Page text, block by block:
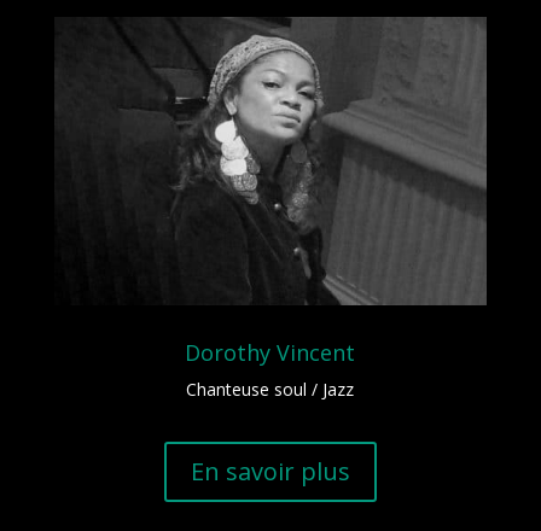
Dorothy Vincent
Chanteuse soul / Jazz
En savoir plus